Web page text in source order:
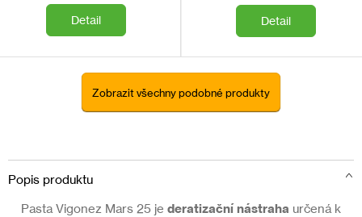
Detail Detail
Zobrazit všechny podobné produkty
Popis produktu
Pasta Vigonez Mars 25 je deratizační nástraha určená k